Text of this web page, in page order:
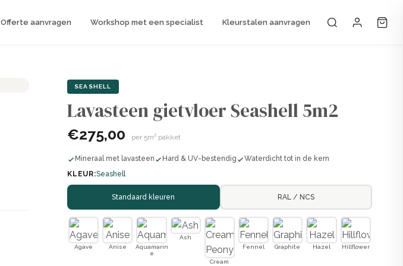
Offerte aanvragen Workshop met een specialist Kleurstalen aanvragen
Mijn
SEASHELL
Lavasteen gietvloer Seashell 5m2
€275,00 per 5m² pakket
Mineraal met lavasteen Hard & UV-bestendig
Waterdicht tot in de kern
KLEUR:Seashell
Standaard kleuren RAL / NCS
Agave Anise
Aquamarin
e
Ash
Cream
Fennel Graphite Hazel Hillflower